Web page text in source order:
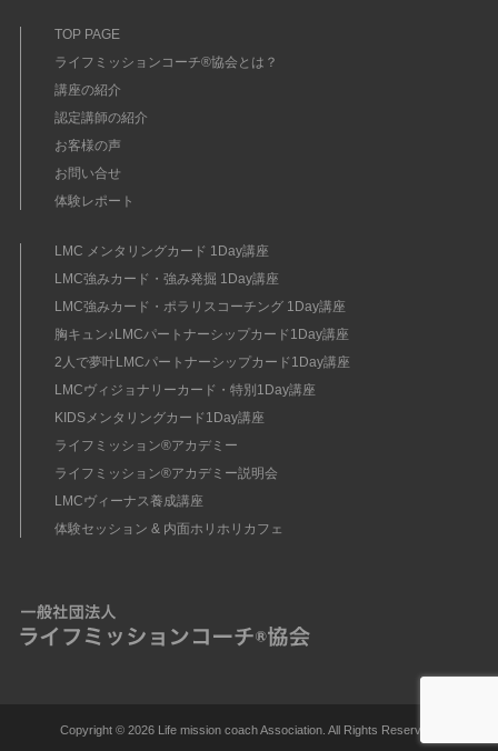
TOP PAGE
ライフミッションコーチ®協会とは？
講座の紹介
認定講師の紹介
お客様の声
お問い合せ
体験レポート
LMC メンタリングカード 1Day講座
LMC強みカード・強み発掘 1Day講座
LMC強みカード・ポラリスコーチング 1Day講座
胸キュン♪LMCパートナーシップカード1Day講座
2人で夢叶LMCパートナーシップカード1Day講座
LMCヴィジョナリーカード・特別1Day講座
KIDSメンタリングカード1Day講座
ライフミッション®︎アカデミー
ライフミッション®︎アカデミー説明会
LMCヴィーナス養成講座
体験セッション & 内面ホリホリカフェ
Copyright © 2026 Life mission coach Association. All Rights Reserved.